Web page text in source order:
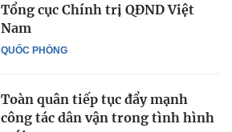
QUỐC PHÒNG
Tổng cục Chính trị QĐND Việt
Nam
Toàn quân tiếp tục đẩy mạnh
công tác dân vận trong tình hình